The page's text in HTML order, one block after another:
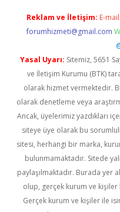
Reklam ve İletişim: E-mail:
forumhizmeti@gmail.com
Yasal Uyarı: Sitemiz, 5651
ve İletişim Kurumu (BTK)
olarak hizmet vermektedir.
olarak denetleme veya
Ancak, üyelerimiz yazdıkları
siteye üye olarak bu
sitesi, herhangi bir marka,
bulunmamaktadır. Sitede
paylaşılmaktadır. Burada yer
olup, gerçek kurum ve kişiler
Gerçek kurum ve kişiler ile